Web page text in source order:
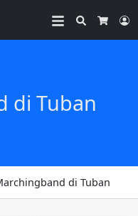
Search
di Tuban
di Tuban